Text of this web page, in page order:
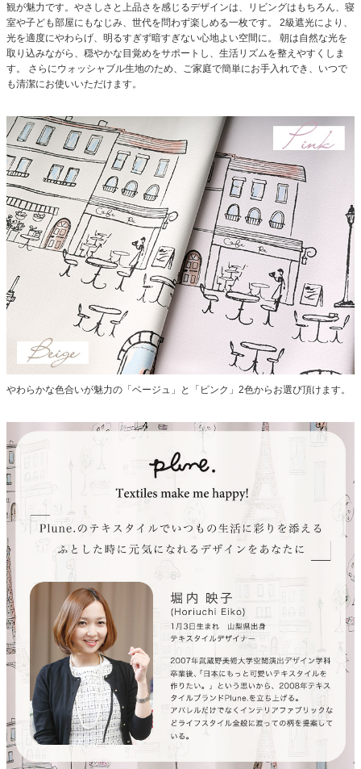
観が魅力です。 やさしさと上品さを感じるデザインは、リビングはもちろん、寝
室や子ども部屋にもなじみ、世代を問わず楽しめる一枚です。
2級遮光により、
光を適度にやわらげ、明るすぎず暗すぎない心地よい空間に。
朝は自然な光を
取り込みながら、穏やかな目覚めをサポートし、生活リズムを整えやすくしま
す。
さらにウォッシャブル生地のため、ご家庭で簡単にお手入れでき、いつで
も清潔にお使いいただけます。
やわらかな色合いが魅力の「ベージュ」と「ピンク」2色からお選び頂けます。